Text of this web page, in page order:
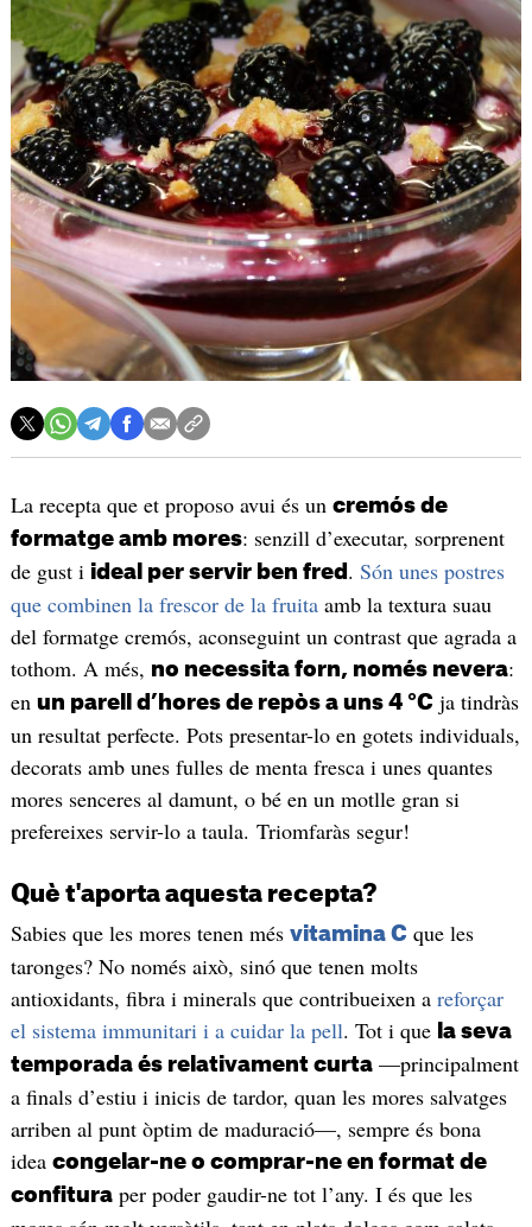
La recepta que et proposo avui és un cremós de
formatge amb mores: senzill d’executar, sorprenent
de gust i ideal per servir ben fred . Són unes postres
que combinen la frescor de la fruitaamb la textura suau
del formatge cremós, aconseguint un contrast que agrada a
tothom. A més, no necessita forn, només nevera:
en un parell d’hores de repòs a uns 4 °C ja tindràs
un resultat perfecte. Pots presentar-lo en gotets individuals,
decorats amb unes fulles de menta fresca i unes quantes
mores senceres al damunt, o bé en un motlle gran si
prefereixes servir-lo a taula. Triomfaràs segur!
Què t'aporta aquesta recepta?
Sabies que les mores tenen més vitamina C que les
taronges? No només això, sinó que tenen molts
antioxidants, fibra i minerals que contribueixen a reforçar
el sistema immunitari i a cuidar la pell. Tot i que la seva
temporada és relativament curta—principalment
a finals d’estiu i inicis de tardor, quan les mores salvatges
arriben al punt òptim de maduració—, sempre és bona
idea congelar-ne o comprar-ne en format de
confituraper poder gaudir-ne tot l’any. I és que les